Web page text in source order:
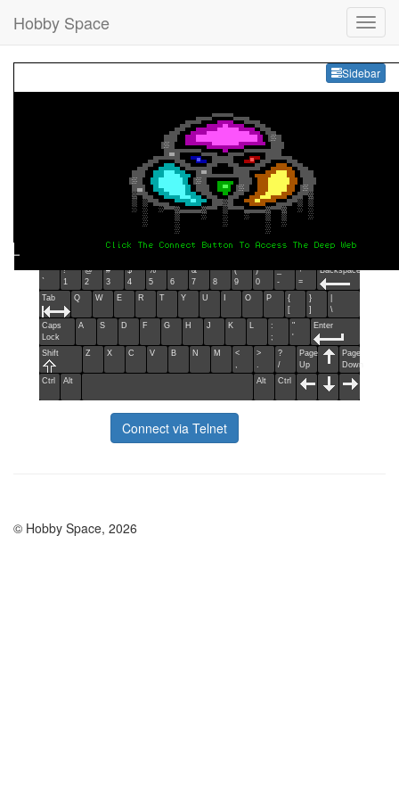
Hobby Space
Sidebar
F3 F4 F5 F6 F7 F8 F9 F10 F11 F12 Home End Ins Del
~
`
!
1
@
2
#
3
$
4
%
5
^
6
&
7
*
8
(
9
)
0
_
-
+
=
Backspace
Tab Q W E R T Y U O P
{
[
}
]
\
Caps
Lock
A S D F G H J K L
:
;
"
'
Enter
Shift Z X C V B N M
<
,
>
.
?
/
Page
Up
Page
Down
Ctrl
Alt Alt Ctrl
Connect via Telnet
© Hobby Space, 2026